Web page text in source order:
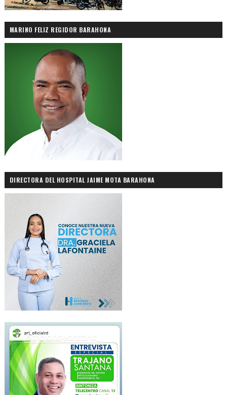
MARINO FELIZ REGIDOR BARAHONA
DIRECTORA DEL HOSPITAL JAIME MOTA BARAHONA